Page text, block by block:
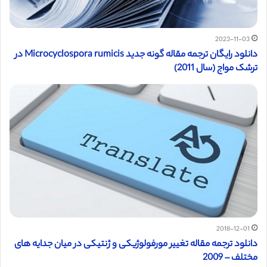
2023-11-03
دانلود رایگان ترجمه مقاله گونه جدید Microcyclospora rumicis در
ترشک مواج (سال 2011)
2018-12-01
دانلود ترجمه مقاله تغییر مورفولوژیکی و ژنتیکی در میان جدایه های
مختلف – 2009